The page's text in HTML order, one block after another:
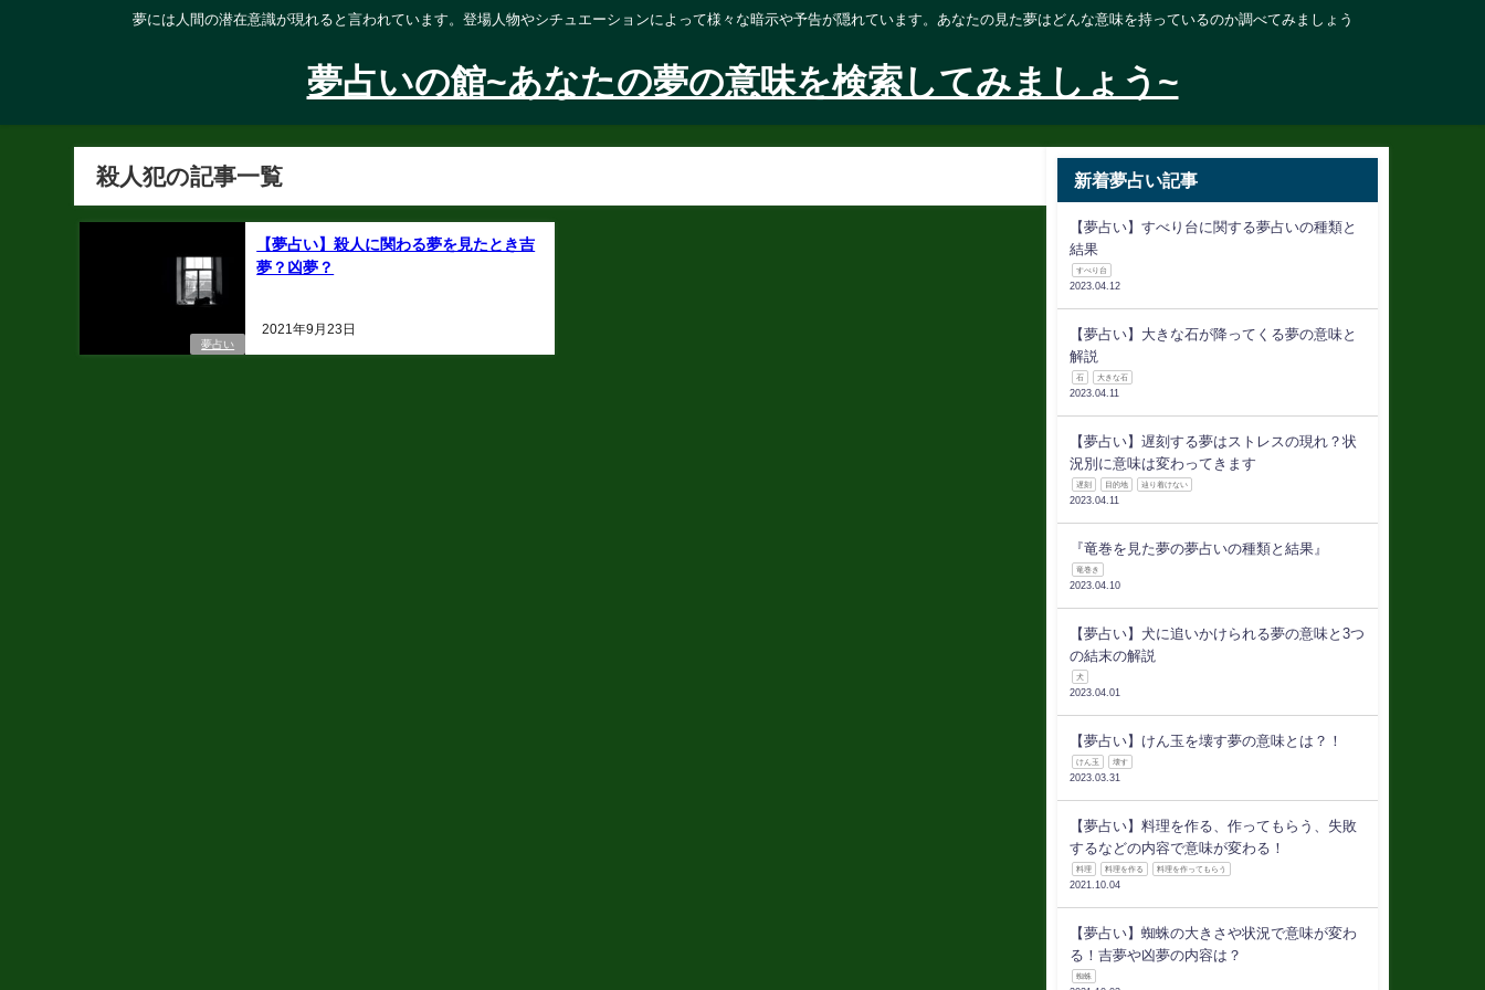
夢には人間の潜在意識が現れると言われています。登場人物やシチュエーションによって様々な暗示や予告が隠れています。あなたの見た夢はどんな意味を持っているのか調べてみましょう
夢占いの館~あなたの夢の意味を検索してみましょう~
殺人犯の記事一覧
夢占い
【夢占い】殺人に関わる夢を見たとき吉
夢？凶夢？
2021年9月23日
新着夢占い記事
【夢占い】すべり台に関する夢占いの種類と
結果
すべり台
2023.04.12
【夢占い】大きな石が降ってくる夢の意味と
解説
石 大きな石
2023.04.11
【夢占い】遅刻する夢はストレスの現れ？状
況別に意味は変わってきます
遅刻 目的地 辿り着けない
2023.04.11
『竜巻を見た夢の夢占いの種類と結果』
竜巻き
2023.04.10
【夢占い】犬に追いかけられる夢の意味と3つ
の結末の解説
犬
2023.04.01
【夢占い】けん玉を壊す夢の意味とは？！
けん玉 壊す
2023.03.31
【夢占い】料理を作る、作ってもらう、失敗
するなどの内容で意味が変わる！
料理 料理を作る 料理を作ってもらう
2021.10.04
【夢占い】蜘蛛の大きさや状況で意味が変わ
る！吉夢や凶夢の内容は？
蜘蛛